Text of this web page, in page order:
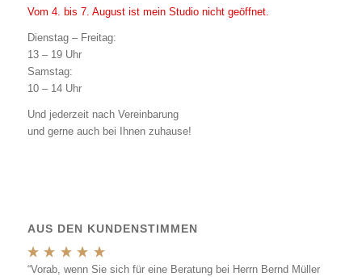
Vom 4. bis 7. August ist mein Studio nicht geöffnet.
Dienstag – Freitag:
13 – 19 Uhr
Samstag:
10 – 14 Uhr
Und jederzeit nach Vereinbarung
und gerne auch bei Ihnen zuhause!
AUS DEN KUNDENSTIMMEN
“Vorab, wenn Sie sich für eine Beratung bei Herrn Bernd Müller